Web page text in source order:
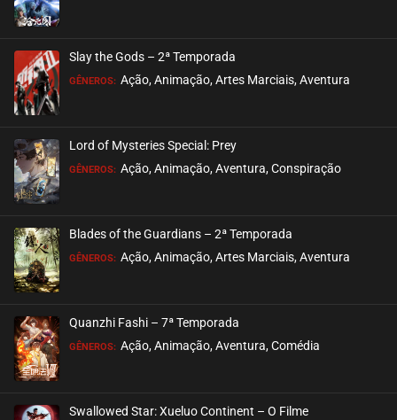
Slay the Gods – 2ª Temporada
GÊNEROS: Ação, Animação, Artes Marciais, Aventura
Lord of Mysteries Special: Prey
GÊNEROS: Ação, Animação, Aventura, Conspiração
Blades of the Guardians – 2ª Temporada
GÊNEROS: Ação, Animação, Artes Marciais, Aventura
Quanzhi Fashi – 7ª Temporada
GÊNEROS: Ação, Animação, Aventura, Comédia
Swallowed Star: Xueluo Continent – O Filme